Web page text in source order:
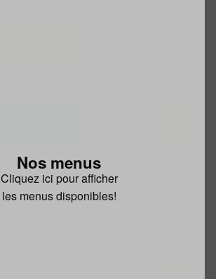
Nos menus
Cliquez ici pour afficher
les menus disponibles!